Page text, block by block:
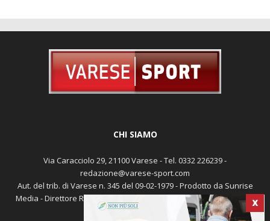
X
CHI SIAMO
Via Caracciolo 29, 21100 Varese - Tel. 0332 226239 -
redazione@varese-sport.com
Aut. del trib. di Varese n. 345 del 09-02-1979 - Prodotto da Sunrise
Media - Direttore Responsabile: Michele Marocco -Cookie policy
Pubblicità